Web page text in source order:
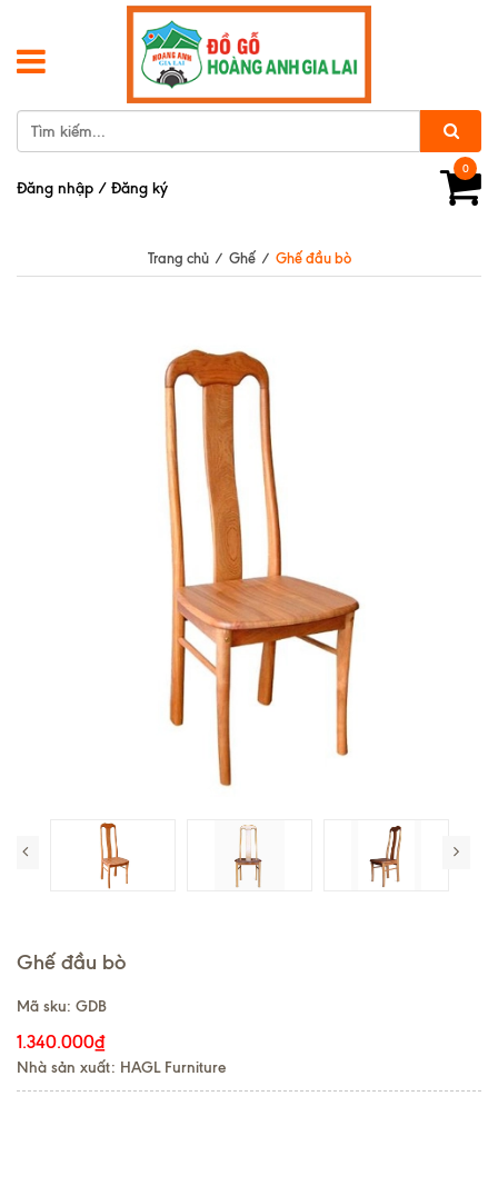
0
Đăng nhập / Đăng ký
Trang chủ / Ghế / Ghế đầu bò
Ghế đầu bò
Mã sku: GDB
1.340.000₫
Nhà sản xuất: HAGL Furniture